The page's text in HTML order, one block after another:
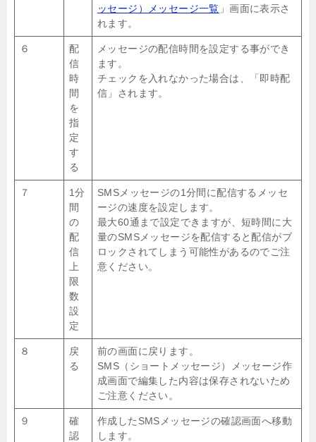
ッセージ）メッセージ一覧 」画面に表示さ
れます。
６
配
信
時
間
を
指
定
す
る
メッセージの配信時間を設定する事ができ
ます。
チェックを入れなかった場合は、「即時配
信」されます。
７
1分
間
の
配
信
上
限
数
設
定
SMSメッセージの1分間に配信するメッセ
ージの速度を設定します。
最大60通まで設定できますが、短時間に大
量のSMSメッセージを配信すると配信がブ
ロックされてしまう可能性があるのでご注
意ください。
８
戻
る
前の画面に戻ります。
SMS（ショートメッセージ）メッセージ作
成画面で編集した内容は保存されないため
ご注意ください。
９
確
認
作成したSMSメッセージの確認画面へ移動
します。